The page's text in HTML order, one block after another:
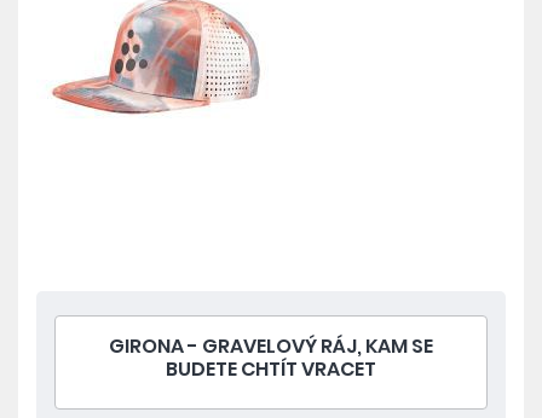
GIRONA - GRAVELOVÝ RÁJ, KAM SE
BUDETE CHTÍT VRACET